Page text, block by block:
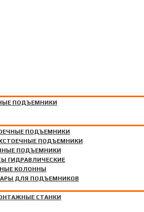
ПОДЪЕМНИКИ
ПОДЪЕМНИКИ
ПОДЪЕМНИКИ
ПОДЪЕМНИКИ
ГИДРАВЛИЧЕСКИЕ
КОЛОННЫ
ДЛЯ ПОДЪЕМНИКОВ
ОБОРУДОВАНИЕ
СТАНКИ